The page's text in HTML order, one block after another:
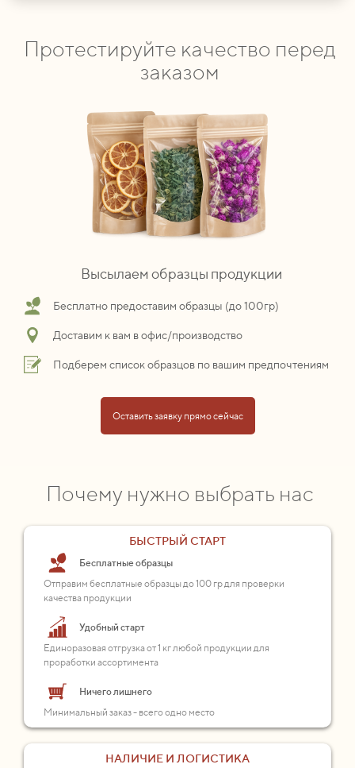
Протестируйте качество перед
заказом
Высылаем образцы продукции
Бесплатно предоставим образцы (до 100гр)
Доставим к вам в офис/производство
Подберем список образцов по вашим предпочтениям
Оставить заявку прямо сейчас
Почему нужно выбрать нас
БЫСТРЫЙ СТАРТ
Бесплатные образцы
Отправим бесплатные образцы до 100 гр для проверки
качества продукции
Удобный старт
Единоразовая отгрузка от 1 кг любой продукции для
проработки ассортимента
Ничего лишнего
Минимальный заказ - всего одно место
НАЛИЧИЕ И ЛОГИСТИКА